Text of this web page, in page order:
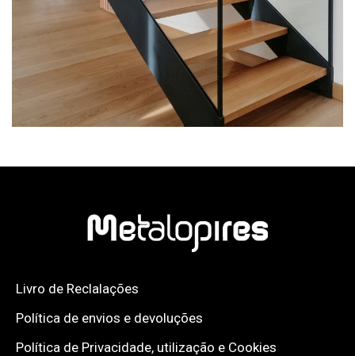
Livro de Reclalações
Política de envios e devoluções
Política de Privacidade, utilização e Cookies